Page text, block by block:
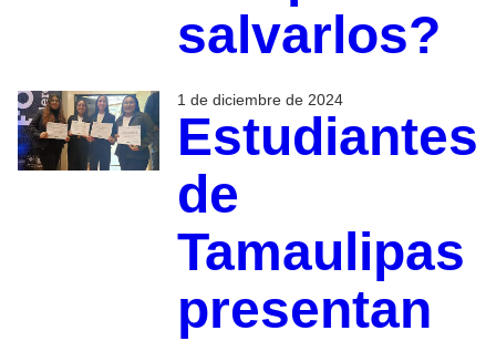
salvarlos?
1 de diciembre de 2024
Estudiantes
de
Tamaulipas
presentan